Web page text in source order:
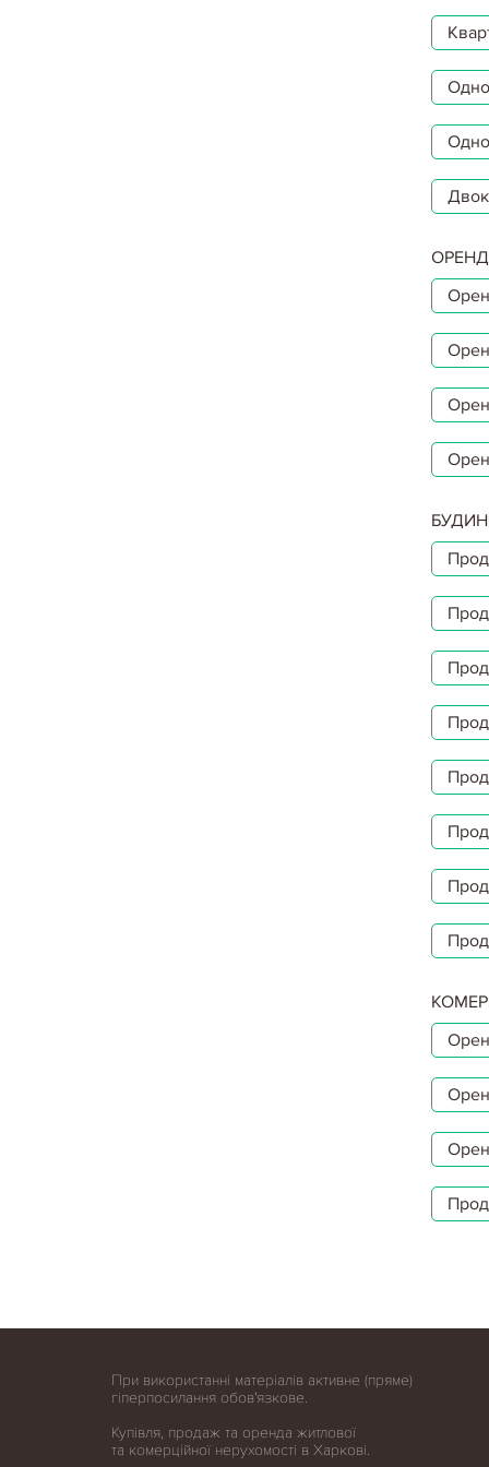
При використанні матеріалів активне (пряме)
гіперпосилання обов'язкове.
Купівля, продаж та оренда житлової
та комерційної нерухомості в Харкові.